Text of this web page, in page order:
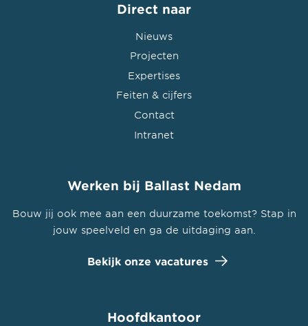
Direct naar
Nieuws
Projecten
Expertises
Feiten & cijfers
Contact
Intranet
Werken bij Ballast Nedam
Bouw jij ook mee aan een duurzame toekomst? Stap in
jouw speelveld en ga de uitdaging aan.
Bekijk onze vacatures
Hoofdkantoor